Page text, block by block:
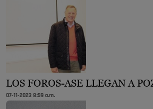
LOS FOROS-ASE LLEGAN A
07-11-2023 8:59 a.m.